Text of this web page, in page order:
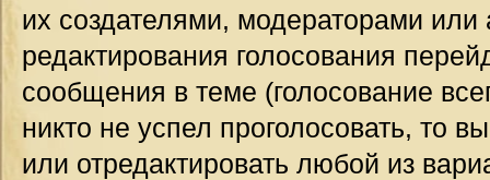
их создателями, модераторами
редактирования голосования
сообщения в теме (голосование
никто не успел проголосовать, то
или отредактировать любой из